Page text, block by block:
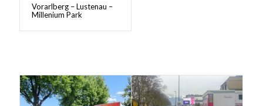
Vorarlberg – Lustenau –
Millenium Park